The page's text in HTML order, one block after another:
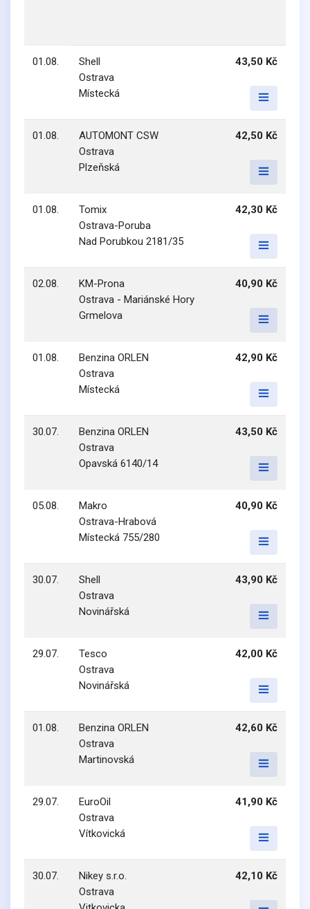
01.08.
Shell
Ostrava
Místecká
43,50 Kč
01.08.
AUTOMONT CSW
Ostrava
Plzeňská
42,50 Kč
01.08.
Tomix
Ostrava-Poruba
Nad Porubkou 2181/35
42,30 Kč
02.08.
KM-Prona
Ostrava - Mariánské Hory
Grmelova
40,90 Kč
01.08.
Benzina ORLEN
Ostrava
Místecká
42,90 Kč
30.07.
Benzina ORLEN
Ostrava
Opavská 6140/14
43,50 Kč
05.08.
Makro
Ostrava-Hrabová
Místecká 755/280
40,90 Kč
30.07.
Shell
Ostrava
Novinářská
43,90 Kč
29.07.
Tesco
Ostrava
Novinářská
42,00 Kč
01.08.
Benzina ORLEN
Ostrava
Martinovská
42,60 Kč
29.07.
EuroOil
Ostrava
Vítkovická
41,90 Kč
30.07.
Nikey s.r.o.
Ostrava
42,10 Kč